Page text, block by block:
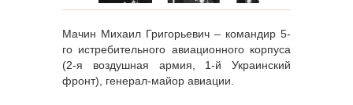
Мачин Михаил Григорьевич – командир 5-
го истребительного авиационного корпуса
(2-я воздушная армия, 1-й Украинский
фронт), генерал-майор авиации.